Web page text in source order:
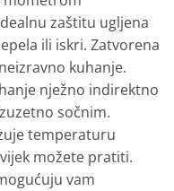
zaštitu ugljena
ili iskri. Zatvorena
kuhanje.
nježno indirektno
sočnim.
temperaturu
možete pratiti.
vam